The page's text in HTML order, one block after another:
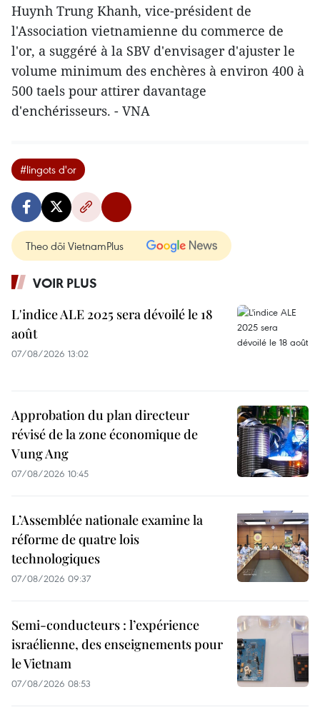
Huynh Trung Khanh, vice-président de
l'Association vietnamienne du commerce de
l'or, a suggéré à la SBV d'envisager d'ajuster le
volume minimum des enchères à environ 400 à
500 taels pour attirer davantage
d'enchérisseurs. - VNA
#lingots d'or
Theo dõi VietnamPlus
VOIR PLUS
L'indice ALE 2025 sera dévoilé le 18
août
07/08/2026 13:02
Approbation du plan directeur
révisé de la zone économique de
Vung Ang
07/08/2026 10:45
L’Assemblée nationale examine la
réforme de quatre lois
technologiques
07/08/2026 09:37
Semi-conducteurs : l’expérience
israélienne, des enseignements pour
le Vietnam
07/08/2026 08:53